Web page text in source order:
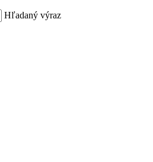
Hľadaný výraz